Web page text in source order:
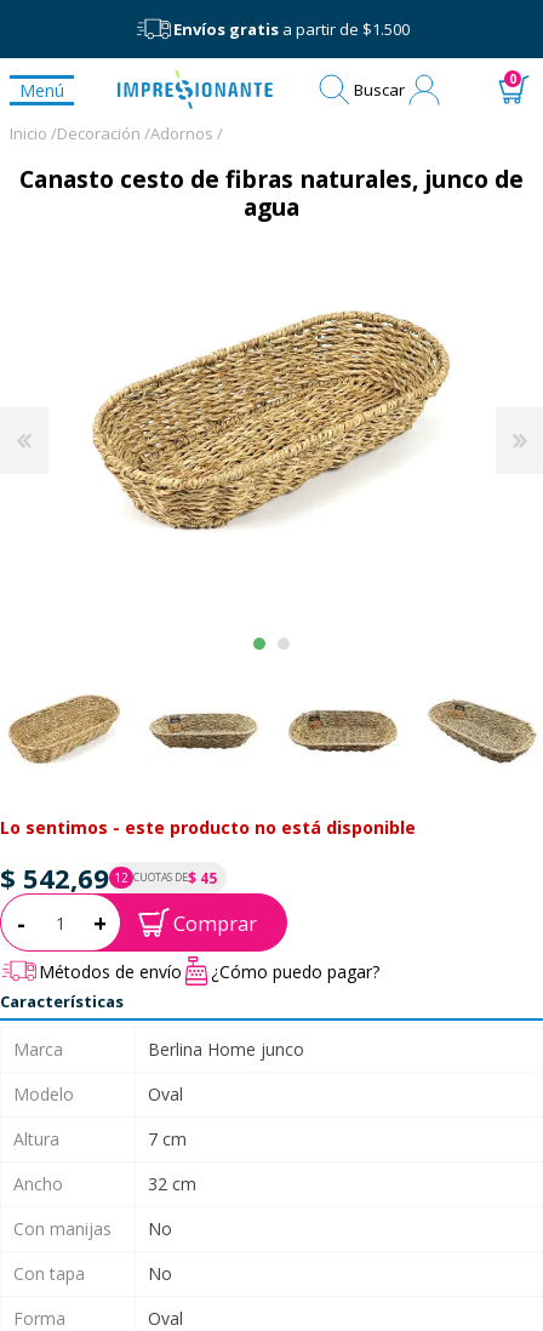
Envíos gratisa partir de $1.500
Menú Buscar 0
Inicio /Decoración /Adornos /
Canasto cesto de fibras naturales, junco de
agua
Lo sentimos - este producto no está disponible
$ 542,69 12 CUOTAS DE$ 45
P.T.F. $ 543
Cantidad:
- + Comprar
Métodos de envío ¿Cómo puedo pagar?
Características
Marca
Berlina Home junco
Modelo
Oval
Altura
7 cm
Ancho
32 cm
Con manijas
No
Con tapa
No
Forma
Oval